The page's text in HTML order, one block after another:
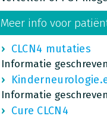
Meer info voor
CLCN4 mutaties
Informatie
Informatie
Cure CLCN4